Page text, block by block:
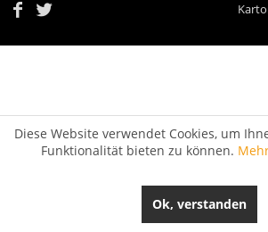
Diese Website verwendet Cookies, um
Funktionalität bieten zu können.
Ok, verstanden